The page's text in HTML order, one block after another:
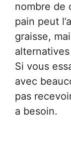
nombre de
pain peut
graisse,
Si vous
avec
pas
a besoin.